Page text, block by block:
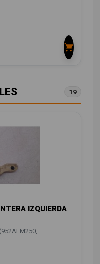
19
IZQUIERDA